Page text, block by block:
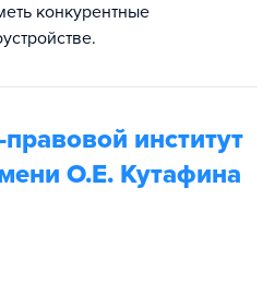
конкурентные
институт
О.Е. Кутафина